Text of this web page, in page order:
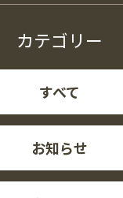
カテゴリー
すべて
お知らせ